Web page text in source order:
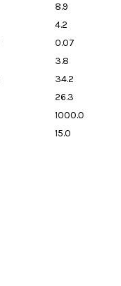
8.9
4.2
0.07
3.8
34.2
26.3
1000.0
15.0